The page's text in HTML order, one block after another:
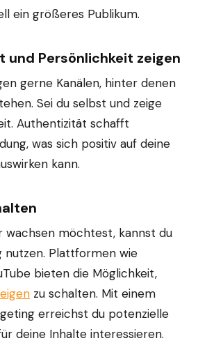
ein größeres Publikum.
Persönlichkeit zeigen
gerne Kanälen, hinter denen
Sei du selbst und zeige
Authentizität schafft
was sich positiv auf deine
kann.
wachsen möchtest, kannst du
nutzen. Plattformen wie
bieten die Möglichkeit,
zu schalten. Mit einem
erreichst du potenzielle
deine Inhalte interessieren.